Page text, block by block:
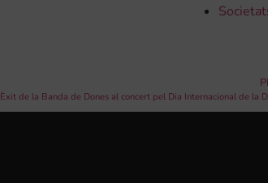
Èxit de la Banda de Dones al concert pel Dia Internacional de la